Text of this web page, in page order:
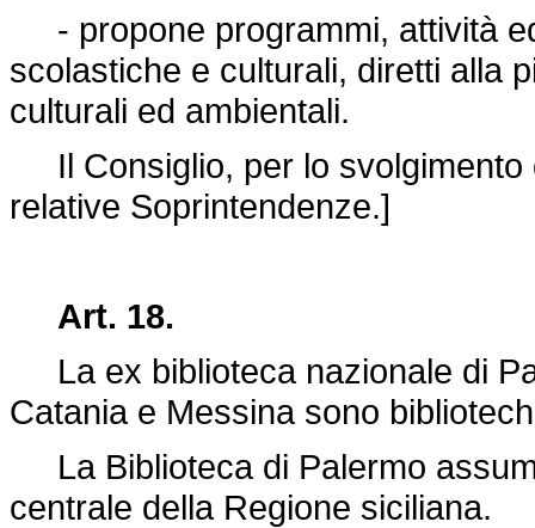
- propone programmi, attività
scolastiche e culturali, diretti alla
culturali ed ambientali.
Il Consiglio, per lo svolgimento
relative Soprintendenze.]
Art. 18.
La ex biblioteca nazionale di
Catania e Messina sono
La Biblioteca di Palermo
centrale della Regione siciliana.